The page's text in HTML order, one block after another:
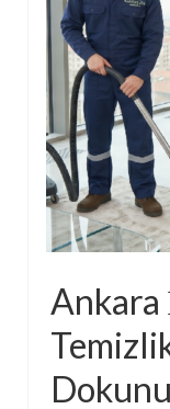
Ankara